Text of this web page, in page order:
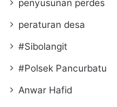
penyusunan perdes
peraturan desa
#Sibolangit
#Polsek Pancurbatu
Anwar Hafid